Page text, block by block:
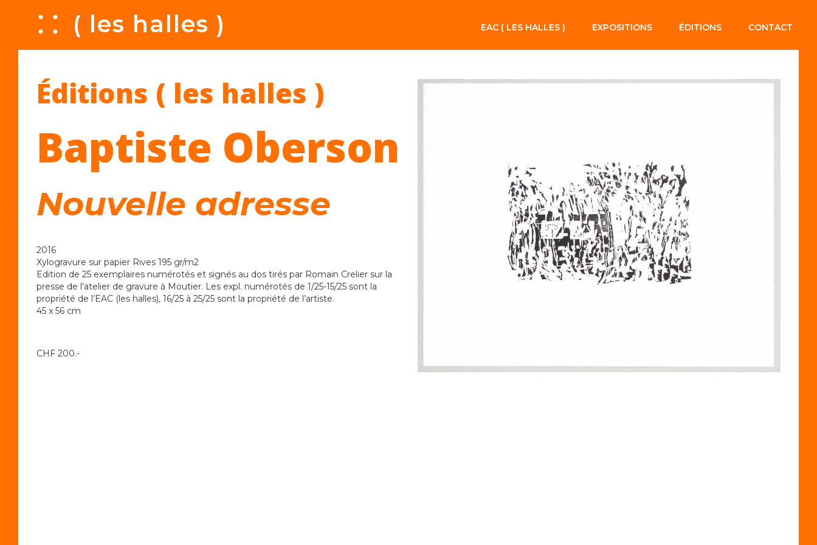
A ( les halles ) EAC ( LES HALLES ) EXPOSITIONS ÉDITIONS CONTACT
Éditions ( les halles )
Baptiste Oberson
Nouvelle adresse
2016
Xylogravure sur papier Rives 195 gr/m2
Edition de 25 exemplaires numérotés et signés au dos tirés par Romain Crelier sur la
presse de l’atelier de gravure à Moutier. Les expl. numérotés de 1/25-15/25 sont la
propriété de l’EAC (les halles), 16/25 à 25/25 sont la propriété de l’artiste.
45 x 56 cm
CHF 200.-